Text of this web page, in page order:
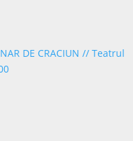
DE CRACIUN // Teatrul